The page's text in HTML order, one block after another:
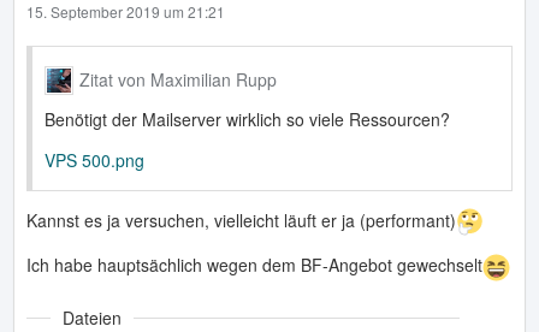
15. September 2019 um 21:21
Zitat von Maximilian Rupp
Benötigt der Mailserver wirklich so viele Ressourcen?
VPS 500.png
Kannst es ja versuchen, vielleicht läuft er ja (performant)
Ich habe hauptsächlich wegen dem BF-Angebot gewechselt
Dateien